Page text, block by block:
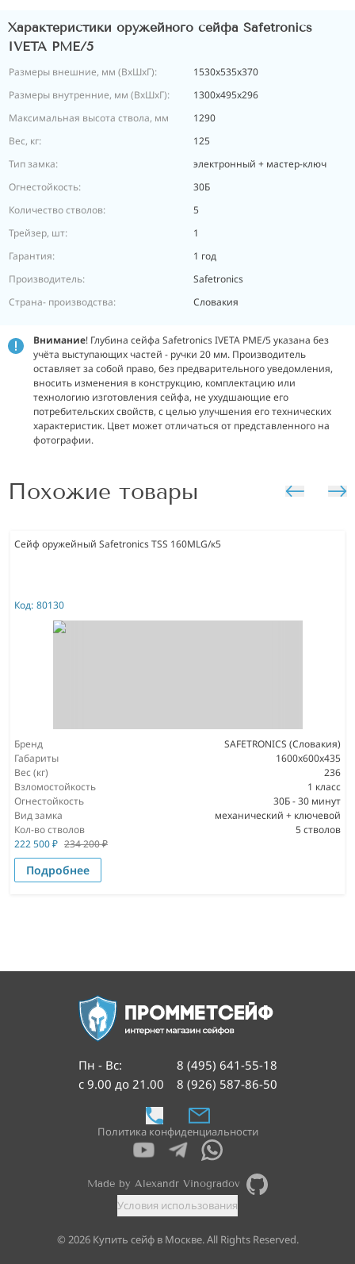
Характеристики оружейного сейфа Safetronics
IVETA PME/5
Размеры внешние, мм (ВхШхГ):
1530x535x370
Размеры внутренние, мм (ВхШхГ):
1300x495x296
Максимальная высота ствола, мм
1290
Вес, кг:
125
Тип замка:
электронный + мастер-ключ
Огнестойкость:
30Б
Количество стволов:
5
Трейзер, шт:
1
Гарантия:
1 год
Производитель:
Safetronics
Страна- производства:
Словакия
Внимание! Глубина сейфа Safetronics IVETA PME/5 указана без
учёта выступающих частей - ручки 20 мм. Производитель
оставляет за собой право, без предварительного уведомления,
вносить изменения в конструкцию, комплектацию или
технологию изготовления сейфа, не ухудшающие его
потребительских свойств, с целью улучшения его технических
характеристик. Цвет может отличаться от представленного на
фотографии.
Похожие товары
Сейф оружейный Safetronics TSS 160MLG/к5
Код: 80130
Бренд
SAFETRONICS (Словакия)
Габариты
1600x600x435
Вес (кг)
236
Взломостойкость
1 класс
Огнестойкость
30Б - 30 минут
Вид замка
механический + ключевой
Кол-во стволов
5 стволов
222 500₽ 234 200₽
Подробнее
Пн - Вс:
с 9.00 до 21.00
8 (495) 641-55-18
8 (926) 587-86-50
Политика конфиденциальности
Условия использования
© 2026Купить сейф в Москве. All Rights Reserved.
Made by Alexandr Vinogradov